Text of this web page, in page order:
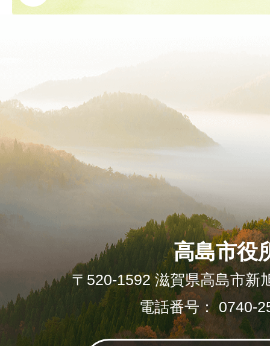
高島市役
〒520-1592 滋賀県高島市新
電話番号： 0740-